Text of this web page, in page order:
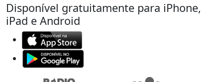
Disponível gratuitamente para iPhone,
iPad e Android